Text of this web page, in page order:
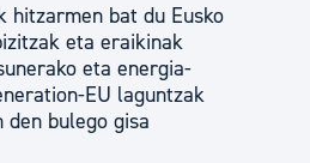
hitzarmen bat du Eusko
eta eraikinak
eta energia-
EU laguntzak
bulego gisa